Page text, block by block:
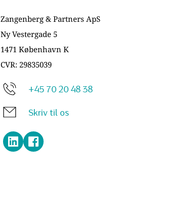
Zangenberg & Partners ApS
Ny Vestergade 5
1471 København K
CVR: 29835039
+45 70 20 48 38
Skriv til os